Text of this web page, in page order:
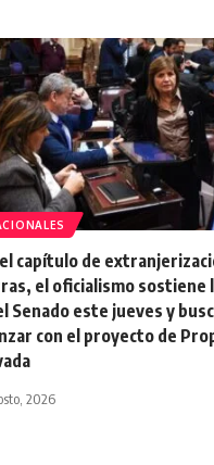
capítulo de
el oficialismo sostiene
Senado este jueves y
con el proyecto de
2026